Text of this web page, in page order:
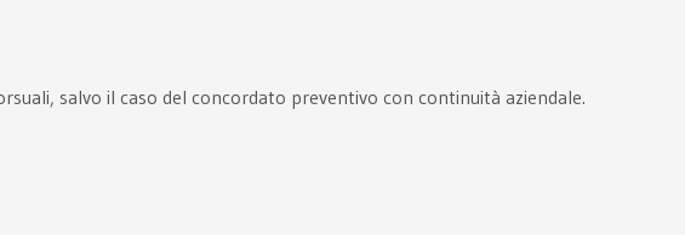
salvo il caso del concordato preventivo con continuità aziendale.